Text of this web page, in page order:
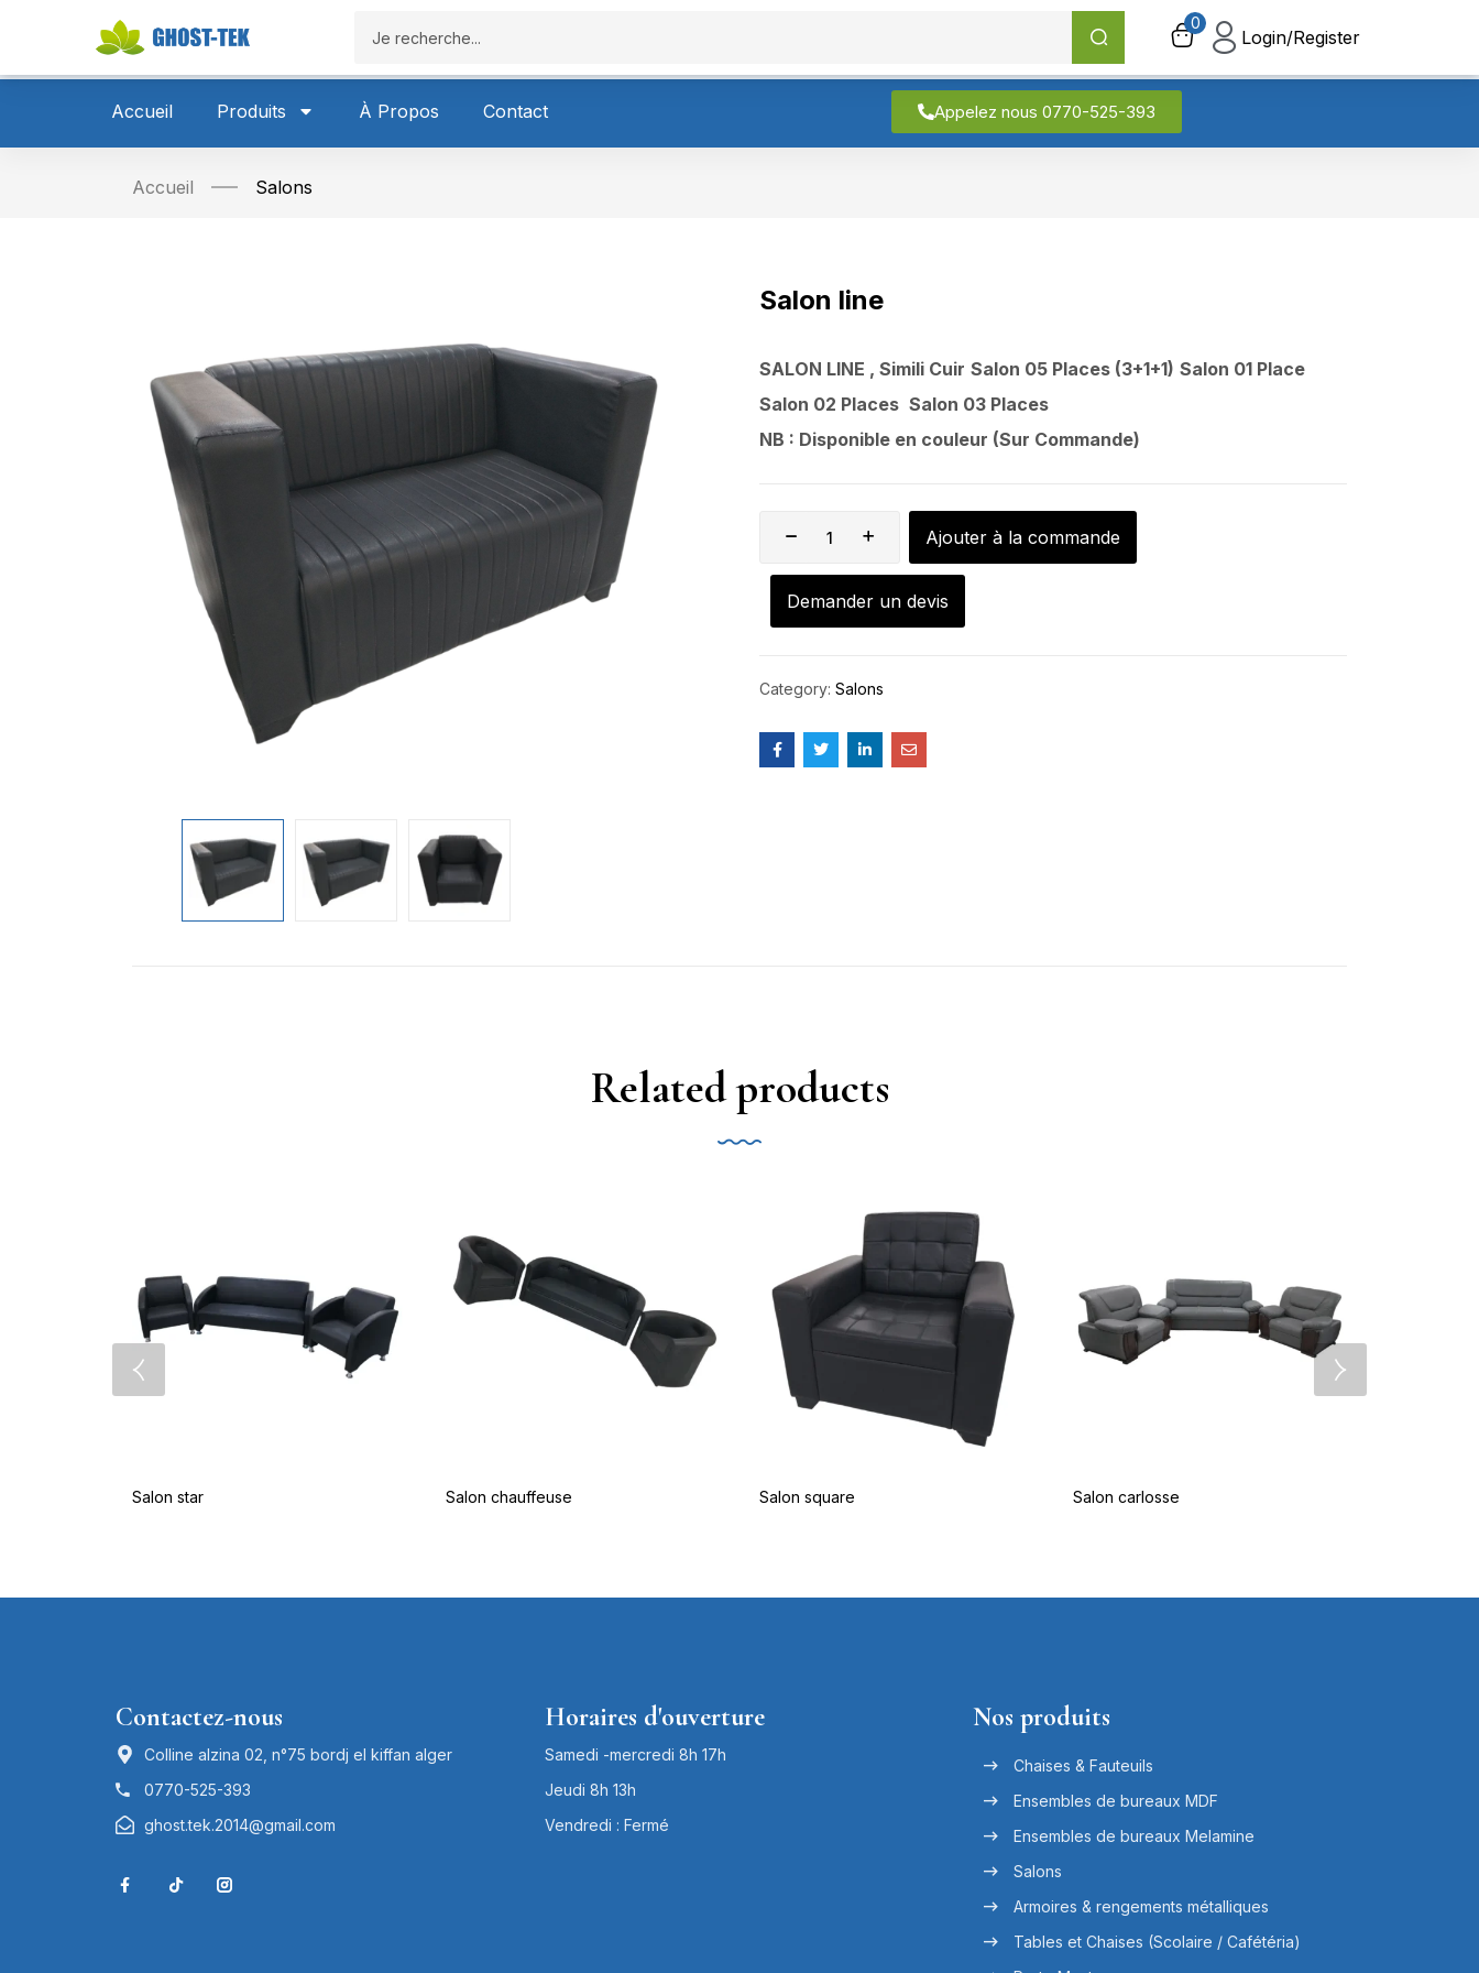
0
Login/Register
Accueil Produits À Propos Contact Appelez nous 0770-525-393
Accueil
0
Login/Register
Accueil Salons
Salon line
SALON LINE , Simili Cuir Salon 05 Places (3+1+1) Salon 01 Place
Salon 02 Places Salon 03 Places
NB : Disponible en couleur (Sur Commande)
Ajouter à la commande
Demander un devis
Category: Salons
Related products
Salon star Salon chauffeuse Salon square Salon carlosse
Contactez-nous
Colline alzina 02, n°75 bordj el kiffan alger
0770-525-393
ghost.tek.2014@gmail.com
Horaires d'ouverture
Samedi -mercredi 8h 17h
Jeudi 8h 13h
Vendredi : Fermé
Nos produits
Chaises & Fauteuils
Ensembles de bureaux MDF
Ensembles de bureaux Melamine
Salons
Armoires & rengements métalliques
Tables et Chaises (Scolaire / Cafétéria)